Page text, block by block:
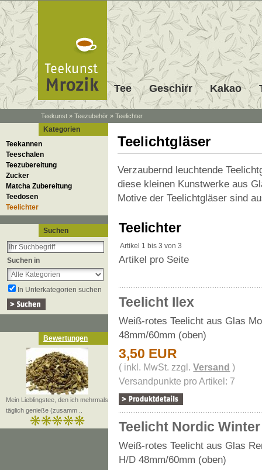
Tee Geschirr Kakao
Teekunst » Teezubehör » Teelichter
Kategorien
Teekannen
Teeschalen
Teezubereitung
Zucker
Matcha Zubereitung
Teedosen
Teelichter
Suchen
Suchen in
In Unterkategorien suchen
Bewertungen
Mein Lieblingstee, den ich mehrmals
täglich genieße (zusamm ..
Teelichtgläser
Verzaubernd leuchtende
diese kleinen Kunstwerke aus
Motive der Teelichtgläser sind
Teelichter
Artikel 1 bis 3 von 3
Artikel pro Seite
Teelicht Ilex
Weiß-rotes Teelicht aus Glas
48mm/60mm (oben)
3,50 EUR
( inkl. MwSt. zzgl.Versand )
Versandpunkte pro Artikel: 7
Teelicht Nordic Winter
Weiß-rotes Teelicht aus Glas
H/D 48mm/60mm (oben)